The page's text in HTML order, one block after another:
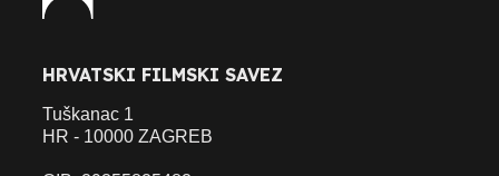
HRVATSKI FILMSKI SAVEZ
Tuškanac 1
HR - 10000 ZAGREB